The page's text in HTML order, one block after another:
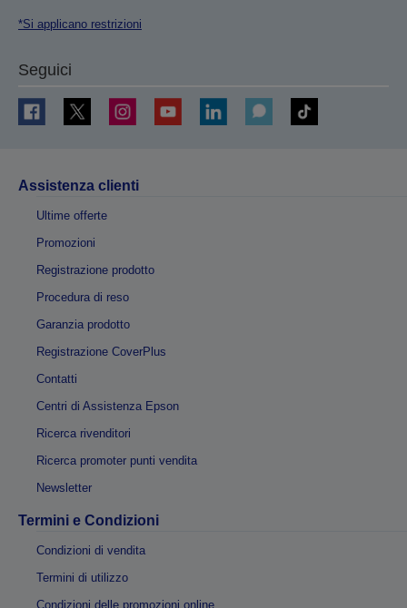
*Si applicano restrizioni
Seguici
Assistenza clienti
Ultime offerte
Promozioni
Registrazione prodotto
Procedura di reso
Garanzia prodotto
Registrazione CoverPlus
Contatti
Centri di Assistenza Epson
Ricerca rivenditori
Ricerca promoter punti vendita
Newsletter
Termini e Condizioni
Condizioni di vendita
Termini di utilizzo
Condizioni delle promozioni online